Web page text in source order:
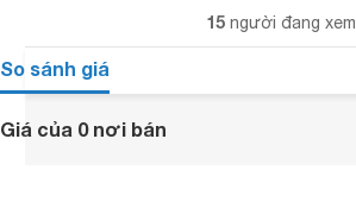
15 người đang xem
So sánh giá
Giá của 0 nơi bán